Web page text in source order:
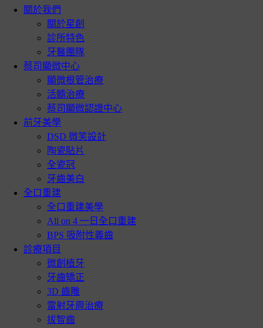
關於我們
關於星創
診所特色
牙醫團隊
蔡司顯微中心
顯微根管治療
活髓治療
蔡司顯微認證中心
前牙美學
DSD 微笑設計
陶瓷貼片
全瓷冠
牙齒美白
全口重建
全口重建美學
All on 4 一日全口重建
BPS 吸附性義齒
診療項目
微創植牙
牙齒矯正
3D 齒雕
雷射牙周治療
拔智齒